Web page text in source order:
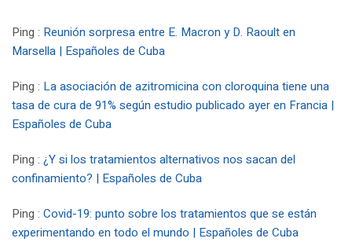
Ping : Reunión sorpresa entre E. Macron y D. Raoult en
Marsella | Españoles de Cuba
Ping : La asociación de azitromicina con cloroquina tiene una
tasa de cura de 91% según estudio publicado ayer en Francia |
Españoles de Cuba
Ping : ¿Y si los tratamientos alternativos nos sacan del
confinamiento? | Españoles de Cuba
Ping : Covid-19: punto sobre los tratamientos que se están
experimentando en todo el mundo | Españoles de Cuba